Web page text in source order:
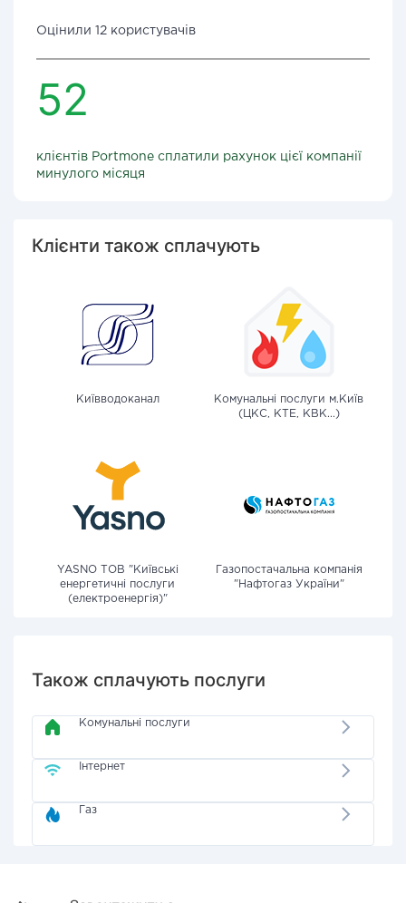
Оцінили 12 користувачів
52
клієнтів Portmone сплатили рахунок цієї компанії
минулого місяця
Клієнти також сплачують
Київводоканал
Комунальні послуги м.Київ
(ЦКС, КТЕ, КВК...)
YASNO ТОВ "Київські
енергетичні послуги
(електроенергія)"
Газопостачальна компанія
"Нафтогаз України"
Також сплачують послуги
Комунальні послуги
Інтернет
Газ